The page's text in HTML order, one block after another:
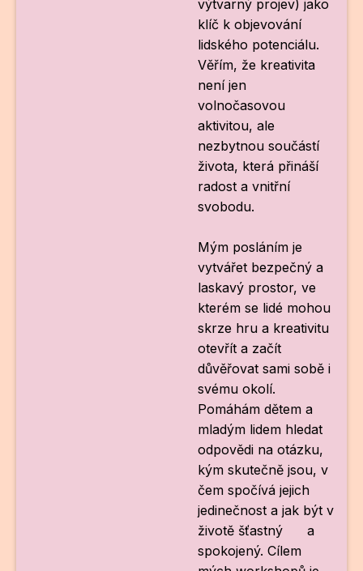
výtvarný projev) jako
klíč k objevování
lidského potenciálu.
Věřím, že kreativita
není jen
volnočasovou
aktivitou, ale
nezbytnou součástí
života, která přináší
radost a vnitřní
svobodu.
Mým posláním je
vytvářet bezpečný a
laskavý prostor, ve
kterém se lidé mohou
skrze hru a kreativitu
otevřít a začít
důvěřovat sami sobě i
svému okolí.
Pomáhám dětem a
mladým lidem hledat
odpovědi na otázku,
kým skutečně jsou, v
čem spočívá jejich
jedinečnost a jak být v
životě šťastný a
spokojený. Cílem